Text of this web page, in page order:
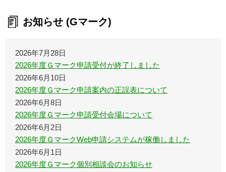
お知らせ (Gマーク)
2026年7月28日
2026年度Ｇマーク申請受付が終了しました
2026年6月10日
2026年度Ｇマーク申請案内の正誤表について
2026年6月8日
2026年度Ｇマーク申請受付会場について
2026年6月2日
2026年度ＧマークWeb申請システムが稼働しました
2026年6月1日
2026年度Ｇマーク個別相談会のお知らせ